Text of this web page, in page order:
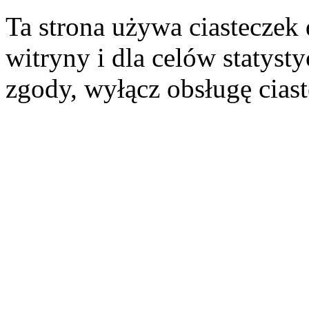
Ta strona używa
witryny i dla celów
zgody, wyłącz obsługę